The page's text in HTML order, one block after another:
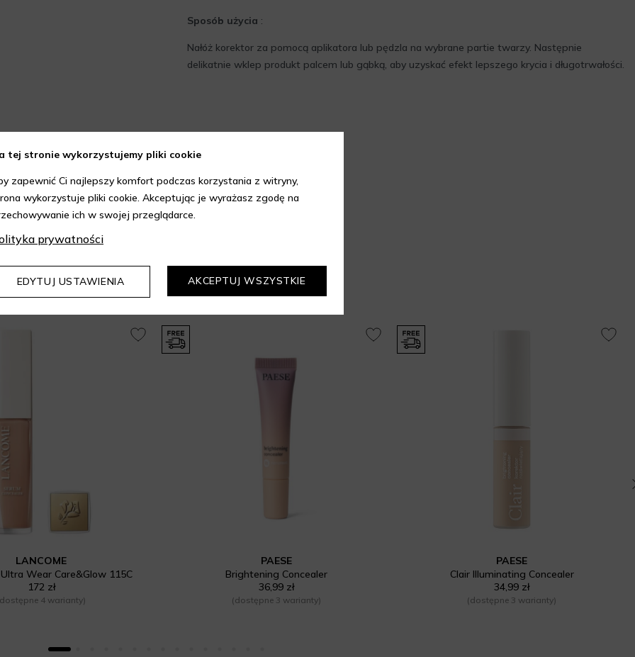
Sposób użycia :
Nałóż korektor za pomocą aplikatora lub pędzla na wybrane partie twarzy. Następnie
delikatnie wklep produkt palcem lub gąbką, aby uzyskać efekt lepszego krycia i długotrwałości.
Mogą Cię zainteresować
LANCOME
Wear Care&Glow 115C
172 zł
4 warianty)
PAESE
Brightening Concealer
36,99 zł
(dostępne 3 warianty)
PAESE
Clair Illuminating Concealer
34,99 zł
(dostępne 3 warianty)
tej stronie wykorzystujemy pliki cookie
zapewnić Ci najlepszy komfort podczas korzystania z witryny,
wykorzystuje pliki cookie. Akceptując je wyrażasz zgodę na
ich w swojej przeglądarce.
prywatności
EDYTUJ USTAWIENIA AKCEPTUJ WSZYSTKIE